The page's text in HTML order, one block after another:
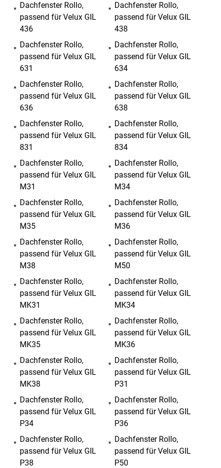
Dachfenster Rollo,
passend für Velux GIL
436
Dachfenster Rollo,
passend für Velux GIL
438
Dachfenster Rollo,
passend für Velux GIL
631
Dachfenster Rollo,
passend für Velux GIL
634
Dachfenster Rollo,
passend für Velux GIL
636
Dachfenster Rollo,
passend für Velux GIL
638
Dachfenster Rollo,
passend für Velux GIL
831
Dachfenster Rollo,
passend für Velux GIL
834
Dachfenster Rollo,
passend für Velux GIL
M31
Dachfenster Rollo,
passend für Velux GIL
M34
Dachfenster Rollo,
passend für Velux GIL
M35
Dachfenster Rollo,
passend für Velux GIL
M36
Dachfenster Rollo,
passend für Velux GIL
M38
Dachfenster Rollo,
passend für Velux GIL
M50
Dachfenster Rollo,
passend für Velux GIL
MK31
Dachfenster Rollo,
passend für Velux GIL
MK34
Dachfenster Rollo,
passend für Velux GIL
MK35
Dachfenster Rollo,
passend für Velux GIL
MK36
Dachfenster Rollo,
passend für Velux GIL
MK38
Dachfenster Rollo,
passend für Velux GIL
P31
Dachfenster Rollo,
passend für Velux GIL
P34
Dachfenster Rollo,
passend für Velux GIL
P36
Dachfenster Rollo,
passend für Velux GIL
P38
Dachfenster Rollo,
passend für Velux GIL
P50